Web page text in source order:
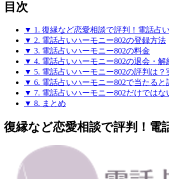
目次
▼ 1. 復縁など恋愛相談で評判！電話占
▼ 2. 電話占いハーモニー802の登録方法
▼ 3. 電話占いハーモニー802の料金
▼ 4. 電話占いハーモニー802の退会・解
▼ 5. 電話占いハーモニー802の評判は？
▼ 6. 電話占いハーモニー802で当たると
▼ 7. 電話占いハーモニー802だけでは
▼ 8. まとめ
復縁など恋愛相談で評判！電